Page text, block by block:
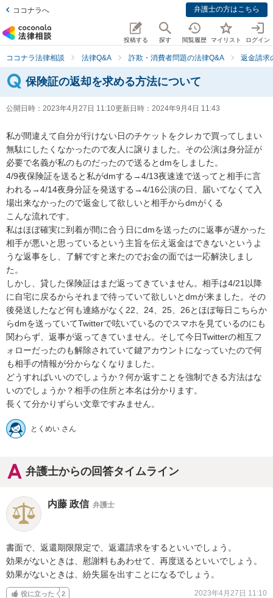
ココナラへ 弁護士の方はこちら
投稿する 探す 閲覧履歴 マイリスト ログイン
ココナラ法律相談 法律Q&A 詐欺・消費者問題の法律Q&A 返金請求
保険証の返却を求める方法について
公開日時： 2023年4月27日 11:10更新日時： 2024年9月4日 11:43
私が間違えて自分が行けない日のチケットをクレカで買ってしまい
無駄にしたくなかったので友人に譲りました。その公演は身分証が
必要で名義が私のものだったので送るとdmをしました。
4/9夜保険証を送ると私がdmする→4/13夜速達で送ってと相手に言
われる→4/14夜身分証を発送する→4/16公演の日、届いてなくて入
場出来なかったので返金して欲しいと相手からdmがくる
こんな流れです。
私はほぼ確実に到着が間に合う日にdmを送ったのに返事が遅かった
相手が悪いと思っているという主旨を伝え返金はできないというよ
うな返事をし、了解ですと来たのでお金の面では一応解決しまし
た。
しかし、貸した保険証はまだ返ってきていません。相手は4/21以降
に自宅に戻るからそれまで待っていて欲しいとdmが来ました。その
後発送したなど何も連絡がなく22、24、25、26とほぼ毎日こちらか
らdmを送っていてTwitterで呟いているのでスマホを見ているのにも
関わらず、返事が返ってきていません。そして今日Twitterの相互フ
ォローだったのも解除されていて鍵アカウントになっていたので何
も相手の情報が分からなくなりました。
どうすればいいのでしょうか？何か返すことを強制できる方法はな
いのでしょうか？相手の住所と本名は分かります。
長くて分かりずらい文章ですみません。
とくめい さん
弁護士からの回答タイムライン
内藤 政信 弁護士
書面で、返還期限限定で、返還請求をするといいでしょう。
効果がないときは、慰謝料もあわせて、再度送るといいでしょう。
効果がないときは、紛失届を出すことになるでしょう。
役に立った 2 2023年4月27日 11:10